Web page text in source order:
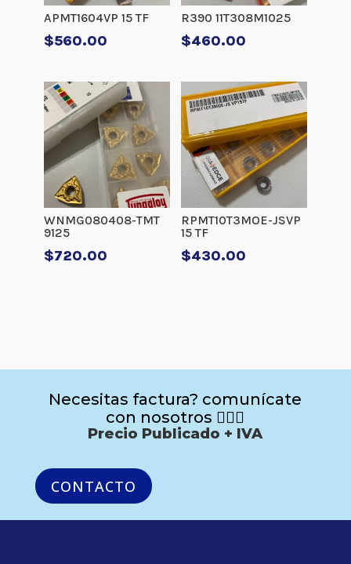
APMT1604VP 15 TF
$560.00
R390 11T308M1025
$460.00
WNMG080408-TMT
9125
$720.00
RPMT10T3MOE-JSVP
15 TF
$430.00
Necesitas factura? comunícate
con nosotros 🙋🏻‍♂️
Precio Publicado + IVA
CONTACTO